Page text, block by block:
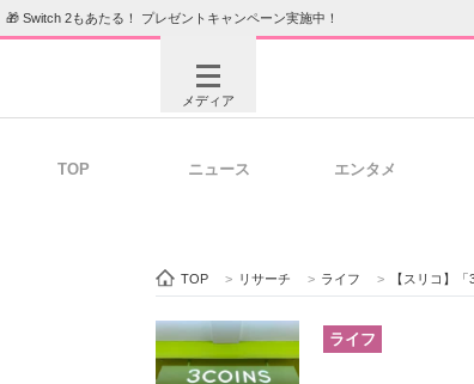
🎁 Switch 2もあたる！ プレゼントキャンペーン実施中！
メディア
ビジネスと働き方のヒント
TOP ニュース エンタメ
TOP > リサーチ > ライフ > 【スリコ】「
ライフ